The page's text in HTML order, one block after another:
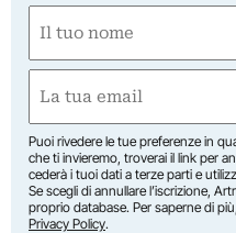
(Obbligatorio)
Nome
(Obbligatorio)
Puoi rivedere le tue preferenze in
che ti invieremo, troverai il link per
cederà i tuoi dati a terze parti e
Se scegli di annullare l’iscrizione,
proprio database. Per saperne di
Privacy Policy.